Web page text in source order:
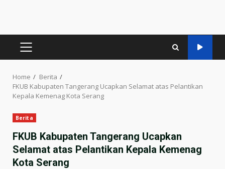
PRIMARY
Home
Berita
FKUB Kabupaten Tangerang Ucapkan Selamat atas Pelantikan
Kepala Kemenag Kota Serang
Berita
FKUB Kabupaten Tangerang Ucapkan
Selamat atas Pelantikan Kepala Kemenag
Kota Serang